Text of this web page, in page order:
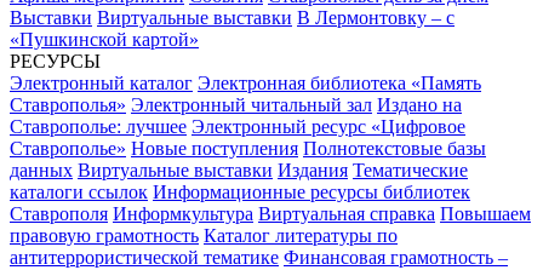
Выставки Виртуальные выставки В Лермонтовку – с
«Пушкинской картой»
РЕСУРСЫ
Электронный каталог Электронная библиотека «Память
Ставрополья» Электронный читальный зал Издано на
Ставрополье: лучшее Электронный ресурс «Цифровое
Ставрополье» Новые поступления Полнотекстовые базы
данных Виртуальные выставки Издания Тематические
каталоги ссылок Информационные ресурсы библиотек
Ставрополя Информкультура Виртуальная справка Повышаем
правовую грамотность Каталог литературы по
антитеррористической тематике Финансовая грамотность –